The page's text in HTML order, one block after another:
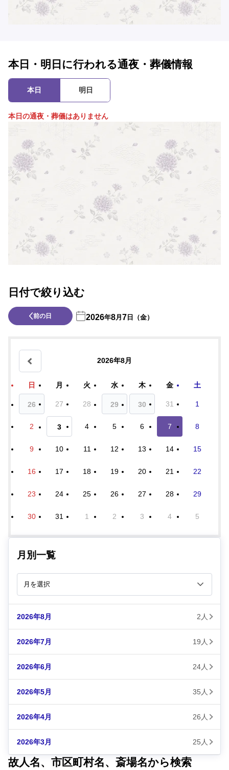
本日・明日に行われる通夜・葬儀情報
本日 明日
本日の通夜・葬儀はありません
日付で絞り込む
前の日 2026年8月7日（金）
2026年8月
日 月 火 水 木 金 土
26 27 28 29 30 31 1
2 3 4 5 6 7 8
9 10 11 12 13 14 15
16 17 18 19 20 21 22
23 24 25 26 27 28 29
30 31 1 2 3 4 5
月別一覧
2026年8月 2人
2026年7月 19人
2026年6月 24人
2026年5月 35人
2026年4月 26人
2026年3月 25人
故人名、市区町村名、斎場名から検索